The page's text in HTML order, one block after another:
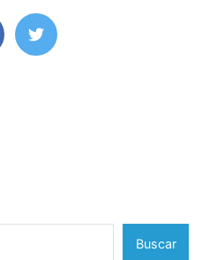
Buscar